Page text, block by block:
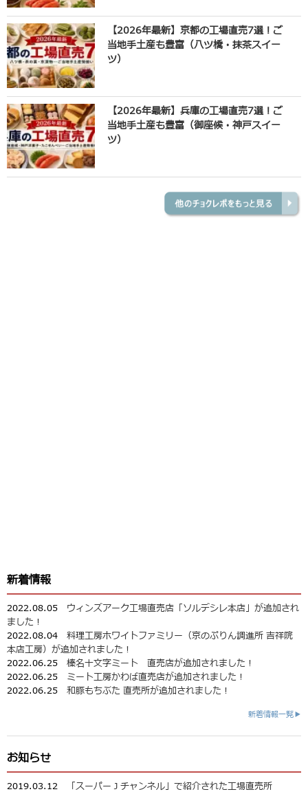
【2026年最新】京都の工場直売7選！ご
当地手土産も豊富（八ツ橋・抹茶スイー
ツ）
【2026年最新】兵庫の工場直売7選！ご
当地手土産も豊富（御座候・神戸スイー
ツ）
新着情報
2022.08.05 ウィンズアーク工場直売店「ソルデシレ本店」が追加され
ました！
2022.08.04 料理工房ホワイトファミリー（京のぷりん調進所 吉祥院
本店工房）が追加されました！
2022.06.25 榛名十文字ミート 直売店が追加されました！
2022.06.25 ミート工房かわば直売店が追加されました！
2022.06.25 和豚もちぶた 直売所が追加されました！
新着情報一覧▶
お知らせ
2019.03.12
「スーパーＪチャンネル」で紹介された工場直売所